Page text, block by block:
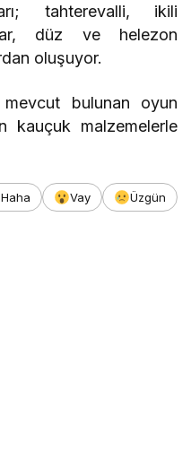
tahterevalli, ikili
düz ve helezon
oluşuyor.
bulunan oyun
kauçuk malzemelerle
Haha Vay
Üzgün